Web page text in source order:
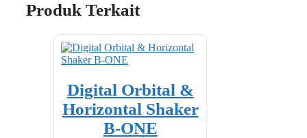
Produk Terkait
Digital Orbital &
Horizontal Shaker
B-ONE